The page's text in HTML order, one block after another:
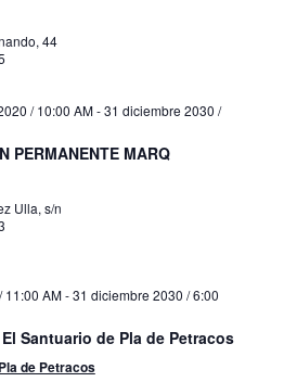
44
/ 10:00 AM-31 diciembre 2030 /
PERMANENTE MARQ
Ulla, s/n
11:00 AM-31 diciembre 2030 / 6:00
Santuario de Pla de Petracos
de Petracos